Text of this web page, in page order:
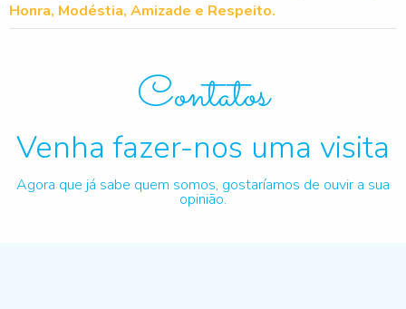
Honra, Modéstia, Amizade e Respeito.
Contatos
Venha fazer-nos uma visita
Agora que já sabe quem somos, gostaríamos de ouvir a sua
opinião.